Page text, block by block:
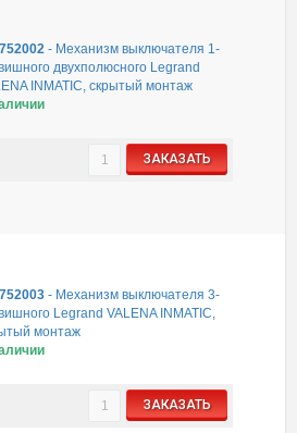
- Механизм выключателя 1-
двухполюсного Legrand
INMATIC, скрытый монтаж
ЗАКАЗАТЬ
- Механизм выключателя 3-
Legrand VALENA INMATIC,
монтаж
ЗАКАЗАТЬ